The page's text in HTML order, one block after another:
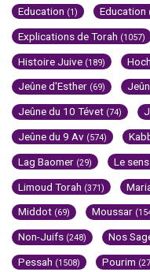
Education (1) Education
Explications de Torah (1057)
Histoire Juive (189)
Jeûne d'Esther (69)
Jeûne du 10 Tévet (74)
Jeûne du 9 Av (574)
Lag Baomer (29) Le
Limoud Torah (371)
Middot (69) Moussar
Non-Juifs (248) Nos
Pessah (1508) Pourim